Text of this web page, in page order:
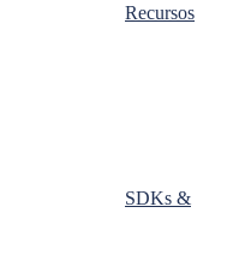
Recursos
SDKs &